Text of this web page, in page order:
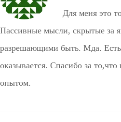
Для меня это
Пассивные мысли, скрытые за
разрешающими быть. Мда. Есть
оказывается. Спасибо за
опытом.